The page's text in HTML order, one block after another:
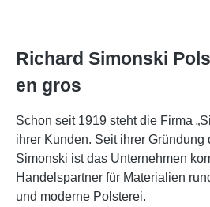
Richard Simonski
en gros
Schon seit 1919 steht die Firma
ihrer Kunden. Seit ihrer Gründung
Simonski ist das Unternehmen
Handelspartner für Materialien
und moderne Polsterei.